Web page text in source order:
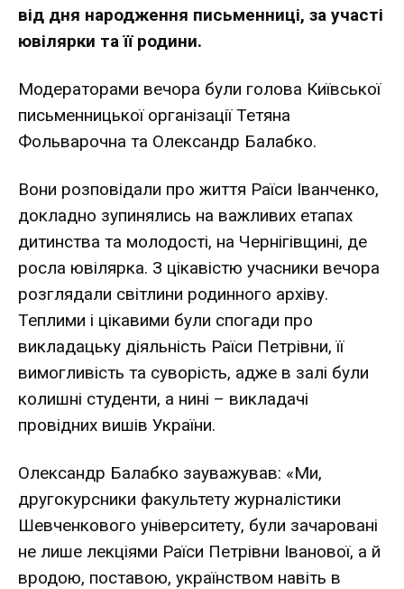
від дня народження письменниці, за участі
ювілярки та її родини.
Модераторами вечора були голова Київської
письменницької організаціїТетяна
Фольварочна та Олександр Балабко.
Вони розповідали про життя Раїси Іванченко,
докладно зупинялись на важливих етапах
дитинства та молодості, на Чернігівщині, де
росла ювілярка. З цікавістю учасники вечора
розглядали світлини родинного архіву.
Теплими і цікавими були спогади про
викладацьку діяльність Раїси Петрівни, її
вимогливість та суворість, адже в залі були
колишні студенти, а нині – викладачі
провідних вишів України.
Олександр Балабко зауважував: «Ми,
другокурсники факультету журналістики
Шевченкового університету, були зачаровані
не лише лекціями Раїси Петрівни Іванової, а й
вродою, поставою, українством навіть в